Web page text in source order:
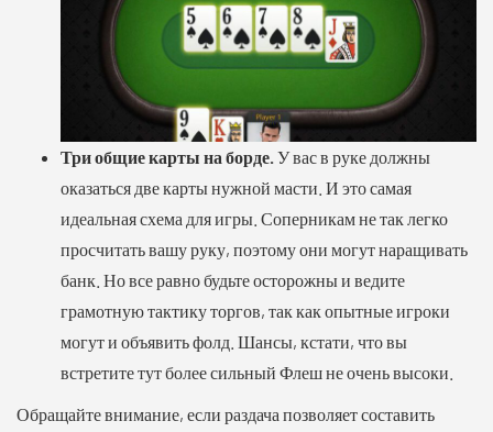
Три общие карты на борде.У вас в руке должны
оказаться две карты нужной масти. И это самая
идеальная схема для игры. Соперникам не так легко
просчитать вашу руку, поэтому они могут наращивать
банк. Но все равно будьте осторожны и ведите
грамотную тактику торгов, так как опытные игроки
могут и объявить фолд. Шансы, кстати, что вы
встретите тут более сильный Флеш не очень высоки.
Обращайте внимание, если раздача позволяет составить